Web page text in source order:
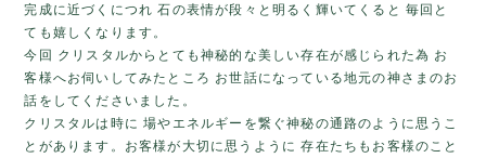
完成に近づくにつれ 石の表情が段々と明るく輝いてくると 毎回と
ても嬉しくなります。
今回 クリスタルからとても神秘的な美しい存在が感じられた為 お
客様へお伺いしてみたところ お世話になっている地元の神さまのお
話をしてくださいました。
クリスタルは時に 場やエネルギーを繋ぐ神秘の通路のように思うこ
とがあります。お客様が大切に思うように 存在たちもお客様のこと